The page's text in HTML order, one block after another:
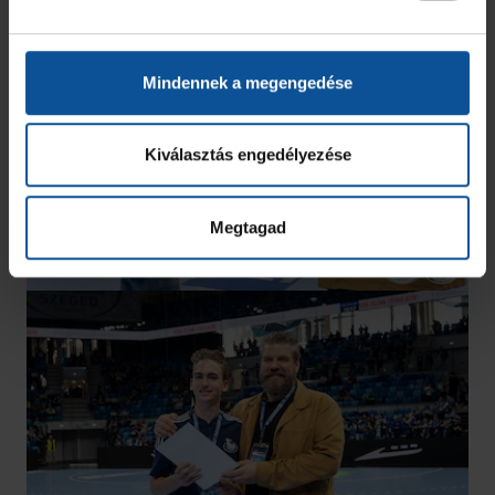
Mindennek a megengedése
Kiválasztás engedélyezése
Megtagad